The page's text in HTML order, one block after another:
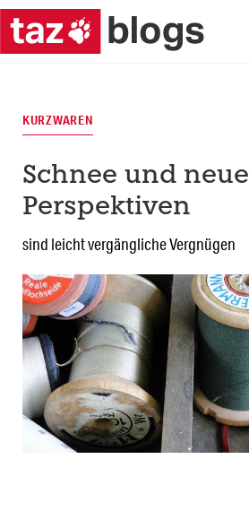
KURZWAREN
Schnee und neue
Perspektiven
sind leicht vergängliche Vergnügen